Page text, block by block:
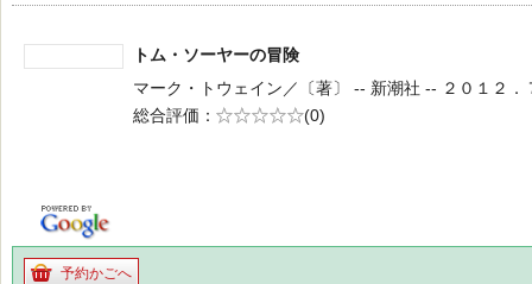
トム・ソーヤーの冒険
マーク・トウェイン／〔著〕 -- 新潮社 -- ２０１２．
総合評価
5段階評価
(0)
予約かごへ